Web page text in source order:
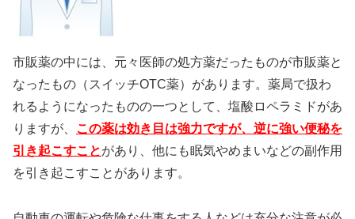
市販薬の中には、元々医師の処方薬だったものが市販薬と
なったもの（スイッチOTC薬）があります。薬局で扱わ
れるようになったものの一つとして、塩酸ロペラミドがあ
りますが、 この薬は効き目は強力ですが、逆に強い便秘を
引き起こすことがあり、他にも眠気やめまいなどの副作用
を引き起こすことがあります。